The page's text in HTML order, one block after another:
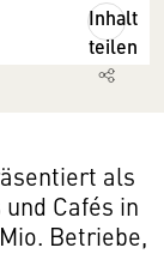
Inhalt
teilen
als
Cafés in
Betriebe,